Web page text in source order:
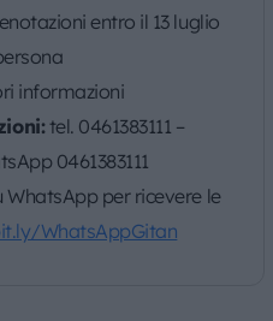
entro il 13 luglio
informazioni
tel. 0461383111 –
0461383111
per ricevere le
WhatsAppGitan